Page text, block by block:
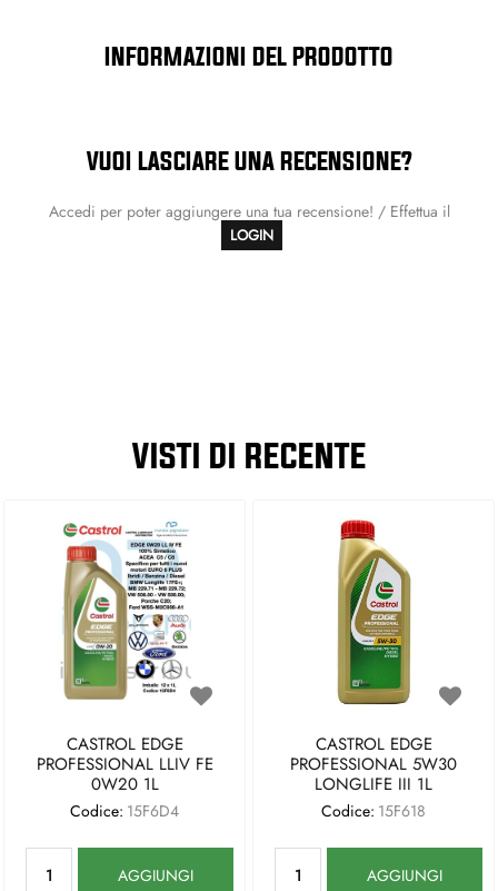
INFORMAZIONI DEL PRODOTTO
VUOI LASCIARE UNA RECENSIONE?
Accedi per poter aggiungere una tua recensione! / Effettua il
LOGIN
VISTI DI RECENTE
CASTROL EDGE
PROFESSIONAL LLIV FE
0W20 1L
Codice: 15F6D4
AGGIUNGI
CASTROL EDGE
PROFESSIONAL 5W30
LONGLIFE III 1L
Codice: 15F618
AGGIUNGI